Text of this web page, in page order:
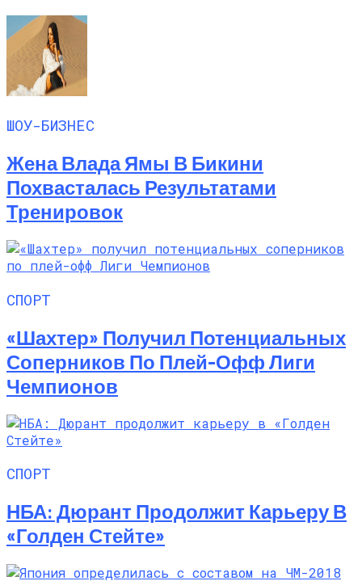
ШОУ-БИЗНЕС
Жена Влада Ямы В Бикини
Похвасталась Результатами
Тренировок
СПОРТ
«Шахтер» Получил Потенциальных
Соперников По Плей-Офф Лиги
Чемпионов
СПОРТ
НБА: Дюрант Продолжит Карьеру В
«Голден Стейте»